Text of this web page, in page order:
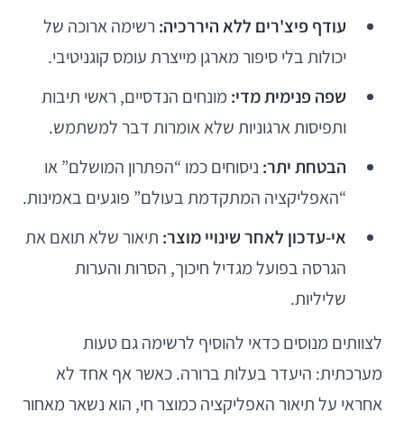
עודף פיצ'רים ללא היררכיה: רשימה ארוכה של
יכולות בלי סיפור מארגן מייצרת עומס קוגניטיבי.
שפה פנימית מדי: מונחים הנדסיים, ראשי תיבות
ותפיסות ארגוניות שלא אומרות דבר למשתמש.
הבטחת יתר: ניסוחים כמו “הפתרון המושלם” או
“האפליקציה המתקדמת בעולם” פוגעים באמינות.
אי-עדכון לאחר שינויי מוצר: תיאור שלא תואם את
הגרסה בפועל מגדיל חיכוך, הסרות והערות
שליליות.
לצוותים מנוסים כדאי להוסיף לרשימה גם טעות
מערכתית: היעדר בעלות ברורה. כאשר אף אחד לא
אחראי על תיאור האפליקציה כמוצר חי, הוא נשאר מאחור